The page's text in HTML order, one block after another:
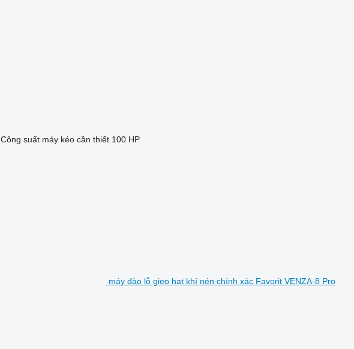
Công suất máy kéo cần thiết 100 HP
máy đào lỗ gieo hạt khí nén chính xác Favorit VENZA-8 Pro